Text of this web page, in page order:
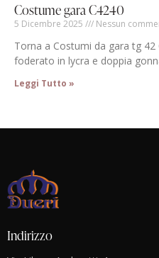
Costume gara C4240
5 Dicembre 2025 Nessun
Torna a Costumi da gara tg
foderato in lycra e doppia
Leggi Tutto »
Indirizzo